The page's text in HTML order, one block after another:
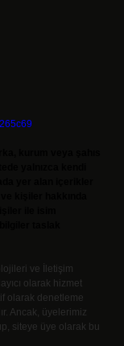
ve İletişim
olarak hizmet
olarak denetleme
Ancak, üyelerimiz
siteye üye olarak bu